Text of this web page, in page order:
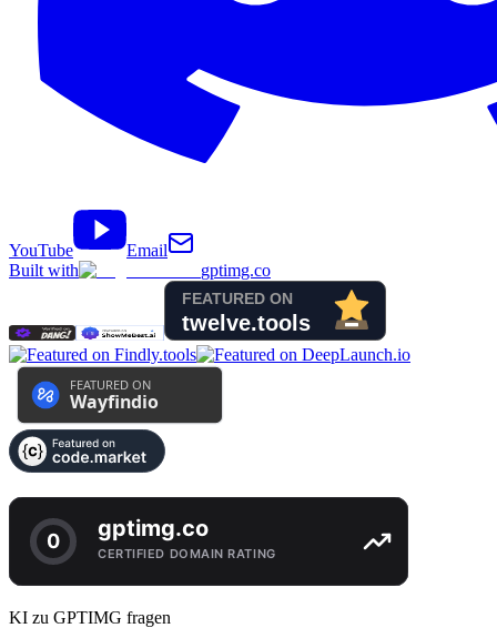
YouTube
Email
Built with
gptimg.co
KI zu GPTIMG fragen